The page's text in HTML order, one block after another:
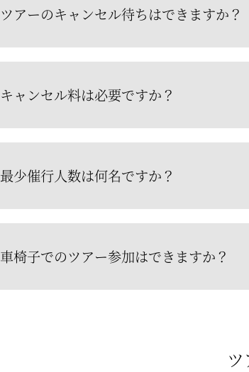
ツアーのキャンセル待ちはできますか？
キャンセル料は必要ですか？
最少催行人数は何名ですか？
車椅子でのツアー参加はできますか？